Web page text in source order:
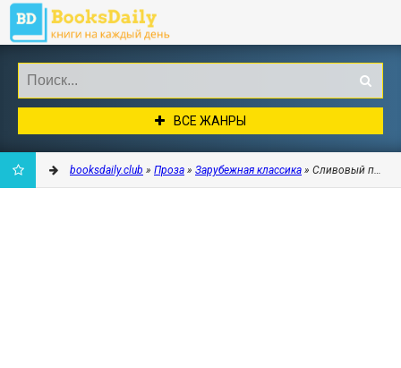
ВСЕ ЖАНРЫ
booksdaily.club » Проза » Зарубежная классика » Сливовый пирог